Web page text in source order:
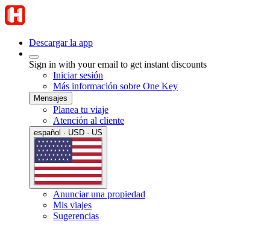
Descargar la app
Sign in with your email to get instant discounts
Iniciar sesión
Más información sobre One Key
Mensajes
Planea tu viaje
Atención al cliente
español · USD · US
Anunciar una propiedad
Mis viajes
Sugerencias